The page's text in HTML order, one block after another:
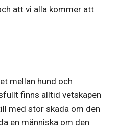
att vi alla kommer att
mellan hund och
finns alltid vetskapen
med stor skada om den
en människa om den